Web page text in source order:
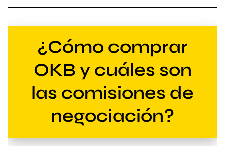
¿Cómo comprar
OKB y cuáles son
las comisiones de
negociación?